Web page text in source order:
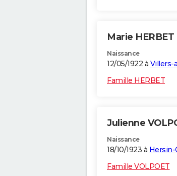
Marie HERBET
Naissance
12/05/1922 à Villers-
Famille HERBET
Julienne
Naissance
18/10/1923 à Hersin-
Famille VOLPOET